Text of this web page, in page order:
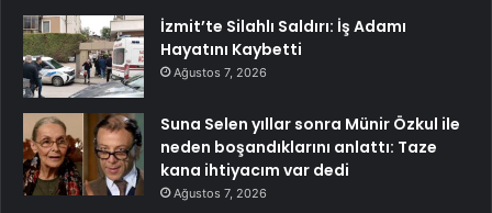
İzmit’te Silahlı Saldırı: İş Adamı
Hayatını Kaybetti
Ağustos 7, 2026
Suna Selen yıllar sonra Münir Özkul ile
neden boşandıklarını anlattı: Taze
kana ihtiyacım var dedi
Ağustos 7, 2026